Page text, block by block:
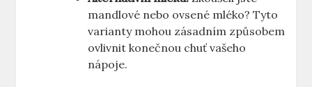
⁤mandlové nebo ovsené mléko? Tyto
varianty mohou zásadním způsobem
ovlivnit konečnou chuť vašeho
nápoje.